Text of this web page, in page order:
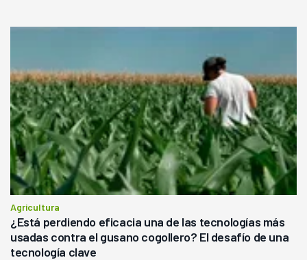
Agricultura
¿Está perdiendo eficacia una de las tecnologías más
usadas contra el gusano cogollero? El desafío de una
tecnología clave